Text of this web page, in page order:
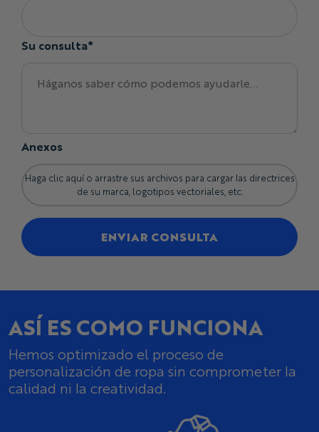
Su consulta*
Anexos
Haga clic aquí o arrastre sus archivos para cargar las directrices
de su marca, logotipos vectoriales, etc.
ENVIAR CONSULTA
ASÍ ES COMO FUNCIONA
Hemos optimizado el proceso de
personalización de ropa sin comprometer la
calidad ni la creatividad.